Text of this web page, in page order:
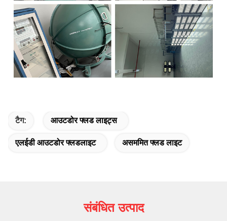
टैग: आउटडोर फ्लड लाइट्स
एलईडी आउटडोर फ्लडलाइट असममित फ्लड लाइट
संबंधित उत्पाद